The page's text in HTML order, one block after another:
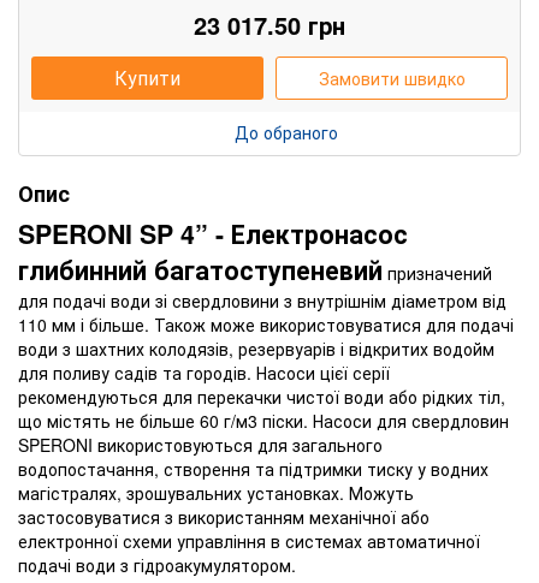
23 017.50 грн
Купити Замовити швидко
До обраного
Опис
SPERONI SP 4” - Електронасос
глибинний багатоступеневий призначений
для подачі води зі свердловини з внутрішнім діаметром від
110 мм і більше. Також може використовуватися для подачі
води з шахтних колодязів, резервуарів і відкритих водойм
для поливу садів та городів. Насоси цієї серії
рекомендуються для перекачки чистої води або рідких тіл,
що містять не більше 60 г/м3 піски. Насоси для свердловин
SPERONI використовуються для загального
водопостачання, створення та підтримки тиску у водних
магістралях, зрошувальних установках. Можуть
застосовуватися з використанням механічної або
електронної схеми управління в системах автоматичної
подачі води з гідроакумулятором.